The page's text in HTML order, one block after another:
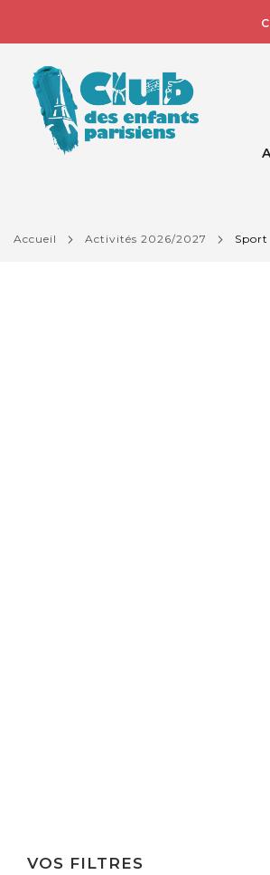
accueil activités 2026/2027 sport
VOS FILTRES